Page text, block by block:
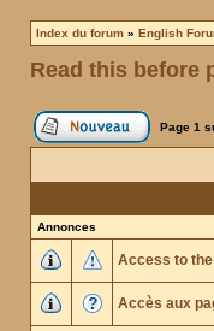
Index du forum » English
Read this before
Page 1
Annonces
Access to
Accès aux